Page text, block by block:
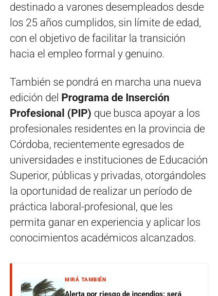
destinado a varones desempleados desde
los 25 años cumplidos, sin límite de edad,
con el objetivo de facilitar la transición
hacia el empleo formal y genuino.
También se pondrá en marcha una nueva
edición del Programa de Inserción
Profesional (PIP) que busca apoyar a los
profesionales residentes en la provincia de
Córdoba, recientemente egresados de
universidades e instituciones de Educación
Superior, públicas y privadas, otorgándoles
la oportunidad de realizar un período de
práctica laboral-profesional, que les
permita ganar en experiencia y aplicar los
conocimientos académicos alcanzados.
MIRÁ TAMBIÉN
Alerta por riesgo de incendios: será